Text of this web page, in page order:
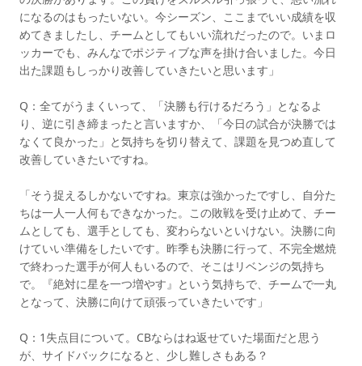
になるのはもったいない。今シーズン、ここまでいい成績を収
めてきましたし、チームとしてもいい流れだったので。いまロ
ッカーでも、みんなでポジティブな声を掛け合いました。今日
出た課題もしっかり改善していきたいと思います」
Q：全てがうまくいって、「決勝も行けるだろう」となるよ
り、逆に引き締まったと言いますか、「今日の試合が決勝では
なくて良かった」と気持ちを切り替えて、課題を見つめ直して
改善していきたいですね。
「そう捉えるしかないですね。東京は強かったですし、自分た
ちは一人一人何もできなかった。この敗戦を受け止めて、チー
ムとしても、選手としても、変わらないといけない。決勝に向
けていい準備をしたいです。昨季も決勝に行って、不完全燃焼
で終わった選手が何人もいるので、そこはリベンジの気持ち
で。『絶対に星を一つ増やす』という気持ちで、チームで一丸
となって、決勝に向けて頑張っていきたいです」
Q：1失点目について。CBならはね返せていた場面だと思う
が、サイドバックになると、少し難しさもある？